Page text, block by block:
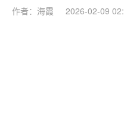
作者：海霞 2026-02-09